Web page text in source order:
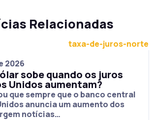
Relacionadas
2026
sobe quando os juros
Unidos aumentam?
que sempre que o banco central
anuncia um aumento dos
notícias…